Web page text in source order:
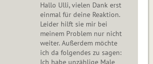
Hallo Ulli, vielen Dank erst
einmal für deine Reaktion.
Leider hilft sie mir bei
meinem Problem nur nicht
weiter. Außerdem möchte
ich da folgendes zu sagen:
Ich habe unzählige Male